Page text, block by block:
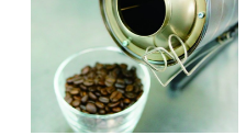
2024.02.26
EVENT & SEMINAR
イベント
コーヒーセミナー
ニュース